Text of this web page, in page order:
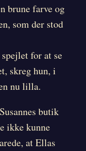
brune farve og
som der stod
for at se
skreg hun, i
nu lilla.
butik
ikke kunne
at Ellas